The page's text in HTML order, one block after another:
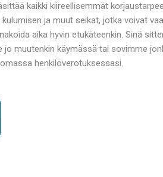
kaikki kiireellisemmät
ja muut seikat, jotka voivat
aika hyvin etukäteenkin. Sinä
muutenkin käymässä tai sovimme
henkilöverotuksessasi.